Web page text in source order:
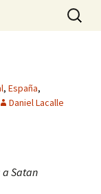
Buscar:
, España,
Daniel Lacalle
a Satan